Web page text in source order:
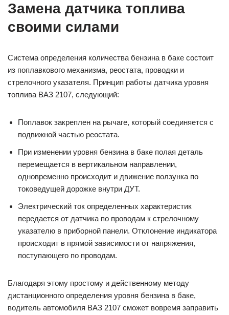
Замена датчика топлива
своими силами
Система определения количества бензина в баке состоит
из поплавкового механизма, реостата, проводки и
стрелочного указателя. Принцип работы датчика уровня
топлива ВАЗ 2107, следующий:
Поплавок закреплен на рычаге, который соединяется с
подвижной частью реостата.
При изменении уровня бензина в баке полая деталь
перемещается в вертикальном направлении,
одновременно происходит и движение ползунка по
токоведущей дорожке внутри ДУТ.
Электрический ток определенных характеристик
передается от датчика по проводам к стрелочному
указателю в приборной панели. Отклонение индикатора
происходит в прямой зависимости от напряжения,
поступающего по проводам.
Благодаря этому простому и действенному методу
дистанционного определения уровня бензина в баке,
водитель автомобиля ВАЗ 2107 сможет вовремя заправить